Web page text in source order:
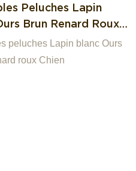
Peluches Lapin
Brun Renard Roux
peluches Lapin blanc Ours
roux Chien